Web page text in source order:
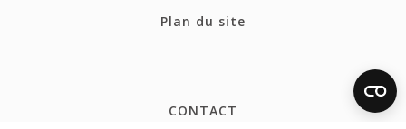
Plan du site
CONTACT